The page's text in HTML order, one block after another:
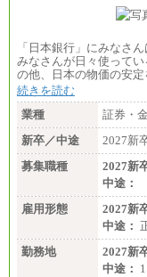
・ご経
ます。
「日本銀行」にみなさ
みなさんが日々使って
の他、日本の物価の安
続きを読む
業種
証券・
新卒／中途
2027新
募集職種
2027新
中途：
雇用形態
2027新
中途：
勤務地
2027新
中途：